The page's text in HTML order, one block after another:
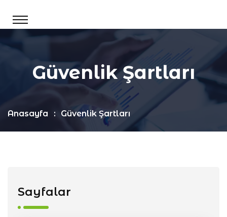
Güvenlik Şartları
Anasayfa Güvenlik Şartları
Sayfalar